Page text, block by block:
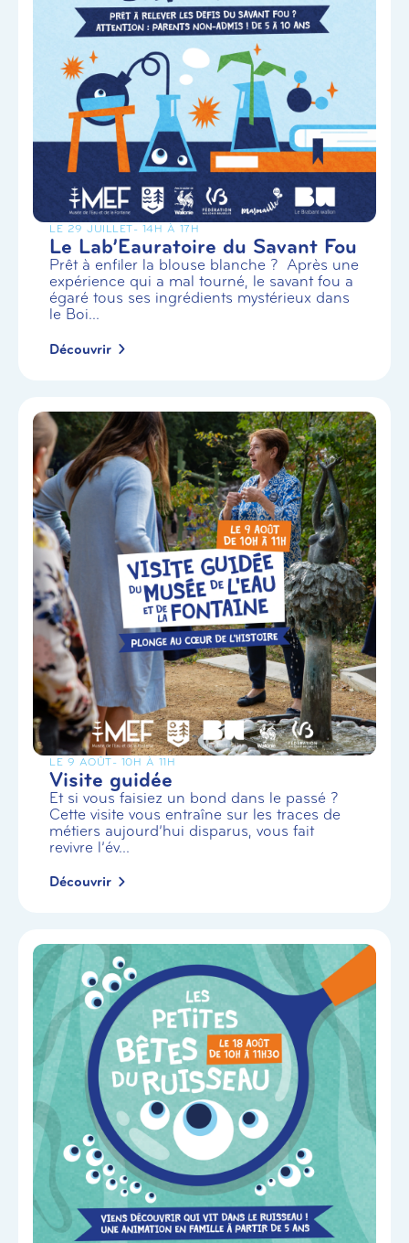
LE 29 JUILLET- 14H À 17H
Le Lab’Eauratoire du Savant Fou
Prêt à enfiler la blouse blanche ? Après une
expérience qui a mal tourné, le savant fou a
égaré tous ses ingrédients mystérieux dans
le Boi...
Découvrir
LE 9 AOÛT- 10H À 11H
Visite guidée
Et si vous faisiez un bond dans le passé ?
Cette visite vous entraîne sur les traces de
métiers aujourd’hui disparus, vous fait
revivre l’év...
Découvrir